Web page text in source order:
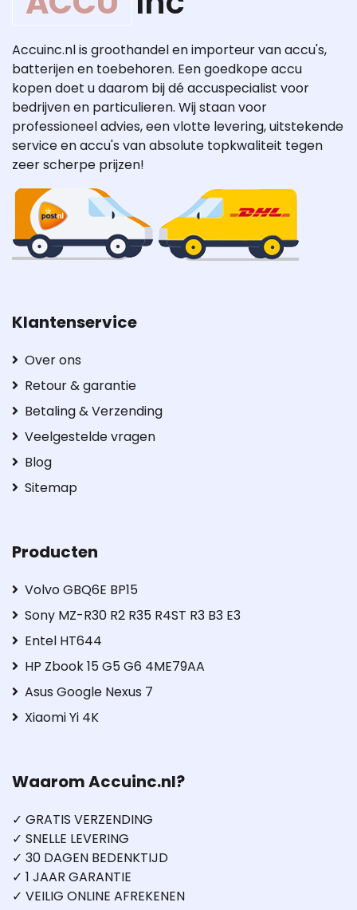
Accuinc.nl is groothandel en importeur van accu's,
batterijen en toebehoren. Een goedkope accu
kopen doet u daarom bij dé accuspecialist voor
bedrijven en particulieren. Wij staan voor
professioneel advies, een vlotte levering, uitstekende
service en accu's van absolute topkwaliteit tegen
zeer scherpe prijzen!
Klantenservice
Over ons
Retour & garantie
Betaling & Verzending
Veelgestelde vragen
Blog
Sitemap
Producten
Volvo GBQ6E BP15
Sony MZ-R30 R2 R35 R4ST R3 B3 E3
Entel HT644
HP Zbook 15 G5 G6 4ME79AA
Asus Google Nexus 7
Xiaomi Yi 4K
Waarom Accuinc.nl?
✓ GRATIS VERZENDING
✓ SNELLE LEVERING
✓ 30 DAGEN BEDENKTIJD
✓ 1 JAAR GARANTIE
✓ VEILIG ONLINE AFREKENEN